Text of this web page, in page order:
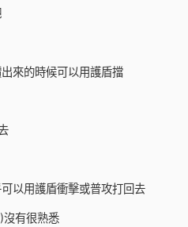
來的時候可以用護盾擋
以用護盾衝擊或普攻打回去
沒有很熟悉